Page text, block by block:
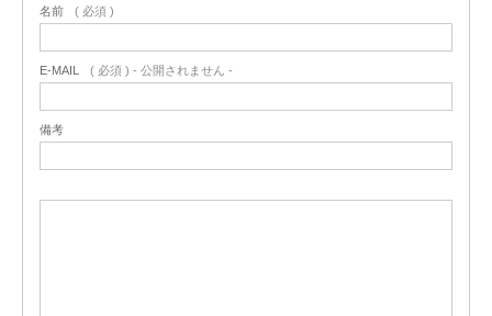
名前 ( 必須 )
E-MAIL ( 必須 ) - 公開されません -
備考